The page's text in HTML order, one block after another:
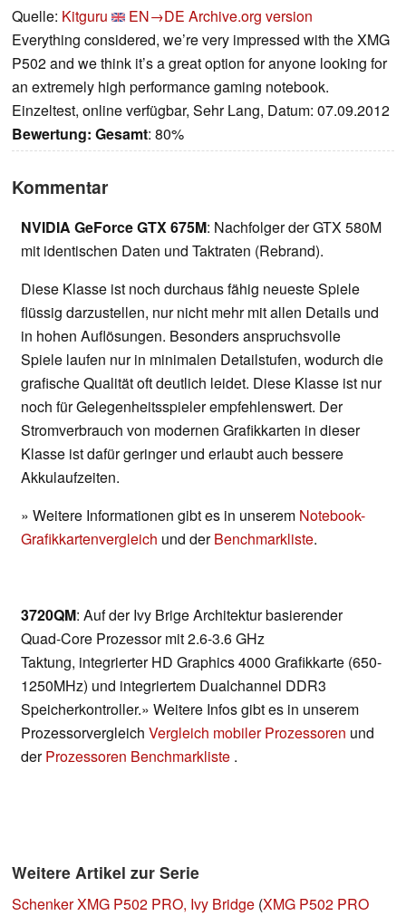
Quelle: Kitguru EN→DE Archive.org version
Everything considered, we’re very impressed with the XMG
P502 and we think it’s a great option for anyone looking for
an extremely high performance gaming notebook.
Einzeltest, online verfügbar, Sehr Lang, Datum: 07.09.2012
Bewertung: Gesamt: 80%
Kommentar
NVIDIA GeForce GTX 675M: Nachfolger der GTX 580M
mit identischen Daten und Taktraten (Rebrand).
Diese Klasse ist noch durchaus fähig neueste Spiele
flüssig darzustellen, nur nicht mehr mit allen Details und
in hohen Auflösungen. Besonders anspruchsvolle
Spiele laufen nur in minimalen Detailstufen, wodurch die
grafische Qualität oft deutlich leidet. Diese Klasse ist nur
noch für Gelegenheitsspieler empfehlenswert. Der
Stromverbrauch von modernen Grafikkarten in dieser
Klasse ist dafür geringer und erlaubt auch bessere
Akkulaufzeiten.
» Weitere Informationen gibt es in unserem Notebook-
Grafikkartenvergleich und derBenchmarkliste.
3720QM: Auf der Ivy Brige Architektur basierender
Quad-Core Prozessor mit 2.6-3.6 GHz
Taktung, integrierter HD Graphics 4000 Grafikkarte (650-
1250MHz) und integriertem Dualchannel DDR3
Speicherkontroller.» Weitere Infos gibt es in unserem
Prozessorvergleich Vergleich mobiler Prozessoren und
derProzessoren Benchmarkliste .
Weitere Artikel zur Serie
Schenker XMG P502 PRO, Ivy Bridge (XMG P502 PRO